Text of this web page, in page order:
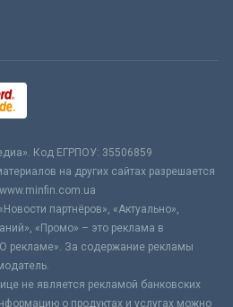
Код ЕГРПОУ: 35506859
на других сайтах разрешается
партнёров», «Актуально»,
«Промо» – это реклама в
рекламе». За содержание рекламы
не является рекламой банковских
о продуктах и услугах можно